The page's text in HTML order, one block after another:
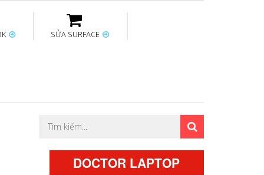
Thay bàn phím
SỬA SURFACE
Thay sạc Surface Sửa Mainboard
DOCTOR LAPTOP